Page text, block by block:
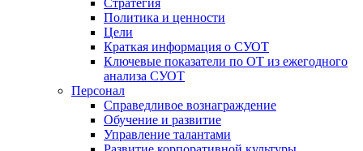
Стратегия
Политика и ценности
Цели
Краткая информация о СУОТ
Ключевые показатели по ОТ из ежегодного
анализа СУОТ
Персонал
Справедливое вознаграждение
Обучение и развитие
Управление талантами